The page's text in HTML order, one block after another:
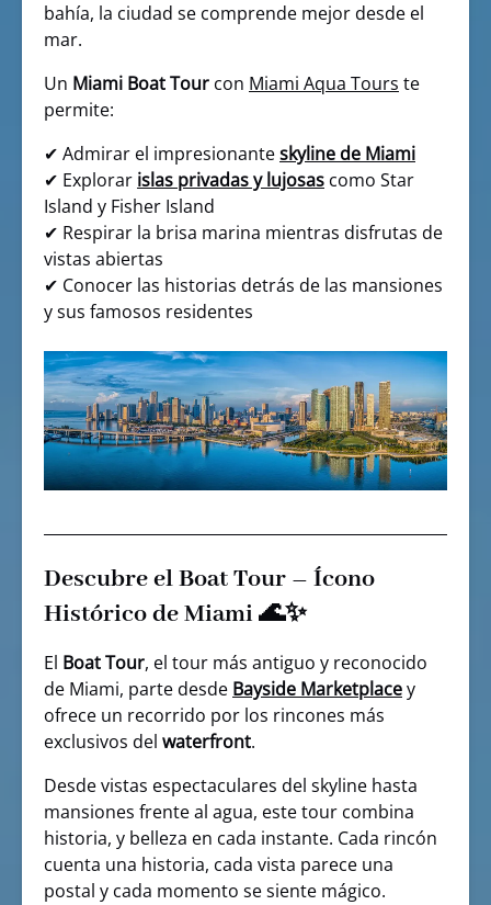
bahía, la ciudad se comprende mejor desde el
mar.
Un Miami Boat Tour con Miami Aqua Tours te
permite:
✔ Admirar el impresionanteskyline de Miami
✔ Explorar islas privadas y lujosas como Star
Island y Fisher Island
✔ Respirar la brisa marina mientras disfrutas de
vistas abiertas
✔ Conocer las historias detrás de las mansiones
y sus famosos residentes
Descubre el Boat Tour – Ícono
Histórico de Miami 🌊✨
El Boat Tour, el tour más antiguo y reconocido
de Miami, parte desde Bayside Marketplacey
ofrece un recorrido por los rincones más
exclusivos del waterfront.
Desde vistas espectaculares del skyline hasta
mansiones frente al agua, este tour combina
historia, y belleza en cada instante. Cada rincón
cuenta una historia, cada vista parece una
postal y cada momento se siente mágico.